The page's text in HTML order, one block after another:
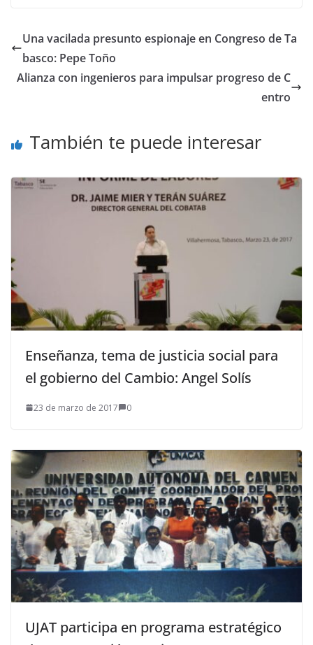
Una vacilada presunto espionaje en Congreso de Ta
basco: Pepe Toño
Alianza con ingenieros para impulsar progreso de C
entro
También te puede interesar
Enseñanza, tema de justicia social para
el gobierno del Cambio: Angel Solís
23 de marzo de 2017 0
UJAT participa en programa estratégico